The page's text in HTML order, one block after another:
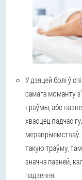
У дзяцейболі ў
самага моманту
траўмы, або
хвасцец падчас
мерапрыемстваў.
такую траўму,
значна пазней,
падзення.